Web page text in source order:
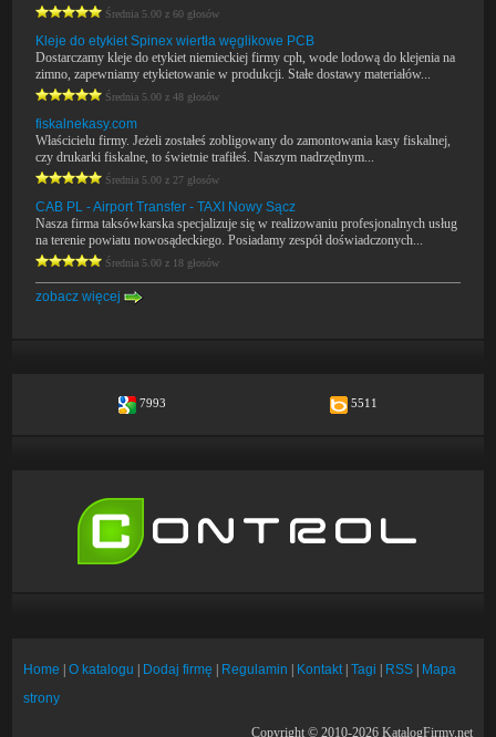
Średnia 5.00 z 60 głosów
Kleje do etykiet Spinex wiertła węglikowe PCB
Dostarczamy kleje do etykiet niemieckiej firmy cph, wode lodową do klejenia na
zimno, zapewniamy etykietowanie w produkcji. Stałe dostawy materiałów...
Średnia 5.00 z 48 głosów
fiskalnekasy.com
Właścicielu firmy. Jeżeli zostałeś zobligowany do zamontowania kasy fiskalnej,
czy drukarki fiskalne, to świetnie trafiłeś. Naszym nadrzędnym...
Średnia 5.00 z 27 głosów
CAB PL - Airport Transfer - TAXI Nowy Sącz
Nasza firma taksówkarska specjalizuje się w realizowaniu profesjonalnych usług
na terenie powiatu nowosądeckiego. Posiadamy zespół doświadczonych...
Średnia 5.00 z 18 głosów
zobacz więcej
7993 5511
Home |O katalogu Dodaj firmę Regulamin Kontakt|Tagi RSS
Mapa
strony
Copyright © 2010-2026 KatalogFirmy.net